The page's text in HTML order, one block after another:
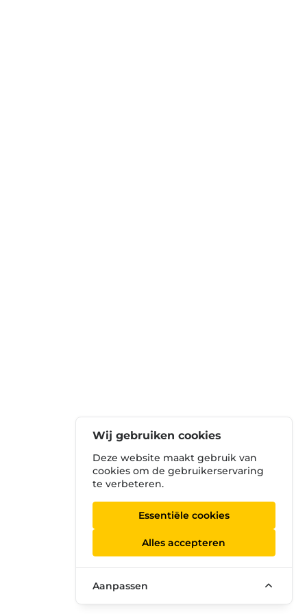
Wij gebruiken cookies
Deze website maakt gebruik van
cookies om de gebruikerservaring
te verbeteren.
Essentiële cookies
Alles accepteren
Aanpassen